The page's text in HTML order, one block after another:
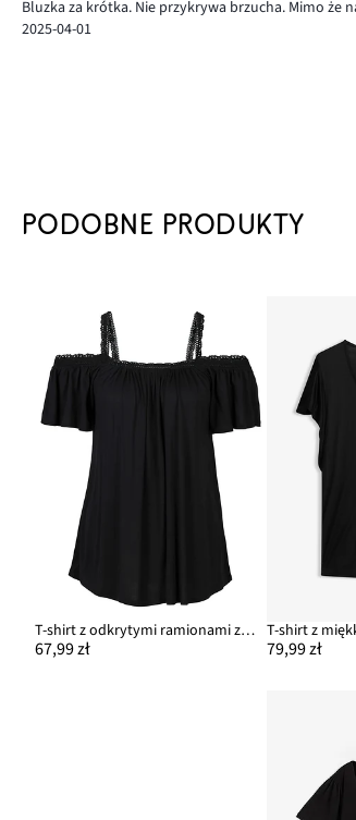
Bluzka za krótka. Nie przykrywa brzucha. Mimo że
2025-04-01
PODOBNE PRODUKTY
T-shirt z odkrytymi ramionami z miękkiej wiskozy
67,99 zł
T-shirt z
79,99 zł